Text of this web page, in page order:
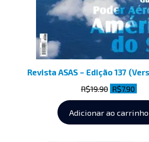
Revista ASAS – Edição 137
R$19.90 R$7.90
Adicionar ao carrinho